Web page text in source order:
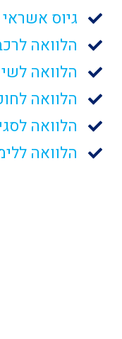
גיוס
הלוואה
הלוואה
הלוואה
הלוואה
הלוואה